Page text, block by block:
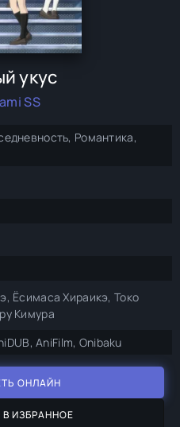
укус
SS
Романтика,
Ёсимаса Хираикэ, Токо
Кимура
AniFilm, Onibaku
ОНЛАЙН
ИЗБРАННОЕ